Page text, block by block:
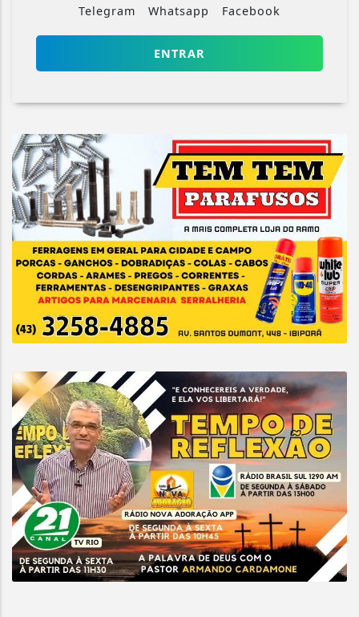
Telegram Whatsapp Facebook
ENTRAR